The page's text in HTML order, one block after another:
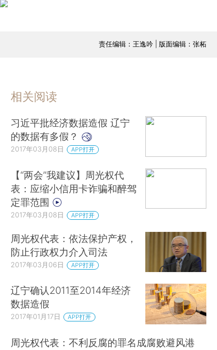
责任编辑：王逸吟 | 版面编辑：张柘
相关阅读
习近平批经济数据造假 辽宁
的数据有多假？
2017年03月08日 APP打开
【“两会”我建议】周光权代
表：应缩小信用卡诈骗和醉驾
定罪范围
2017年03月08日 APP打开
周光权代表：依法保护产权，
防止行政权力介入司法
2017年03月06日 APP打开
辽宁确认2011至2014年经济
数据造假
2017年01月17日 APP打开
周光权代表：不利反腐的罪名成腐败避风港